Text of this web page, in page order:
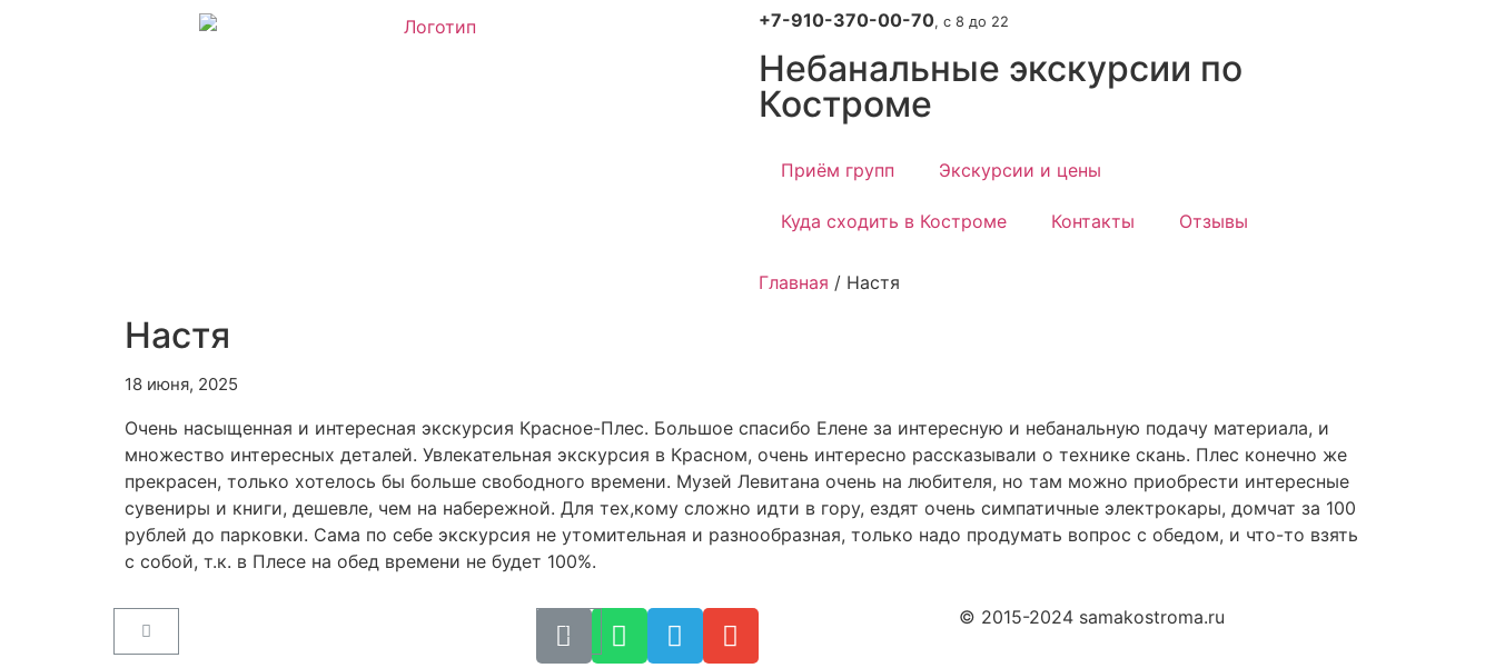
+7-910-370-00-70, с 8 до 22
Небанальные экскурсии по
Костроме
Приём групп Экскурсии и цены
Куда сходить в Костроме Контакты Отзывы
Главная / Настя
Настя
18 июня, 2025
Очень насыщенная и интересная экскурсия Красное-Плес. Большое спасибо Елене за интересную и небанальную подачу материала, и
множество интересных деталей. Увлекательная экскурсия в Красном, очень интересно рассказывали о технике скань. Плес конечно же
прекрасен, только хотелось бы больше свободного времени. Музей Левитана очень на любителя, но там можно приобрести интересные
сувениры и книги, дешевле, чем на набережной. Для тех,кому сложно идти в гору, ездят очень симпатичные электрокары, домчат за 100
рублей до парковки. Сама по себе экскурсия не утомительная и разнообразная, только надо продумать вопрос с обедом, и что-то взять
с собой, т.к. в Плесе на обед времени не будет 100%.
Пользовательское соглашение
Как купить билет
© 2015-2024 samakostroma.ru